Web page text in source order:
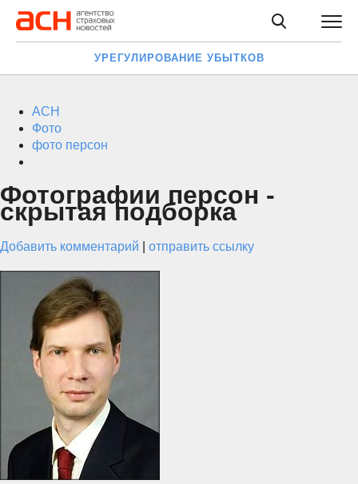
УРЕГУЛИРОВАНИЕ УБЫТКОВ
АСН
Фото
фото персон
Фотографии персон -
скрытая подборка
Добавить комментарий отправить ссылку